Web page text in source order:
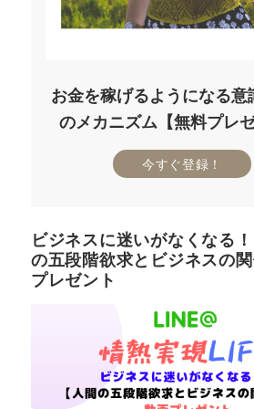
お金を稼げるようになる意
のメカニズム【無料プレゼ
今すぐ登録！
ビジネスに迷いがなくなる
の五段階欲求とビジネスの
プレゼント